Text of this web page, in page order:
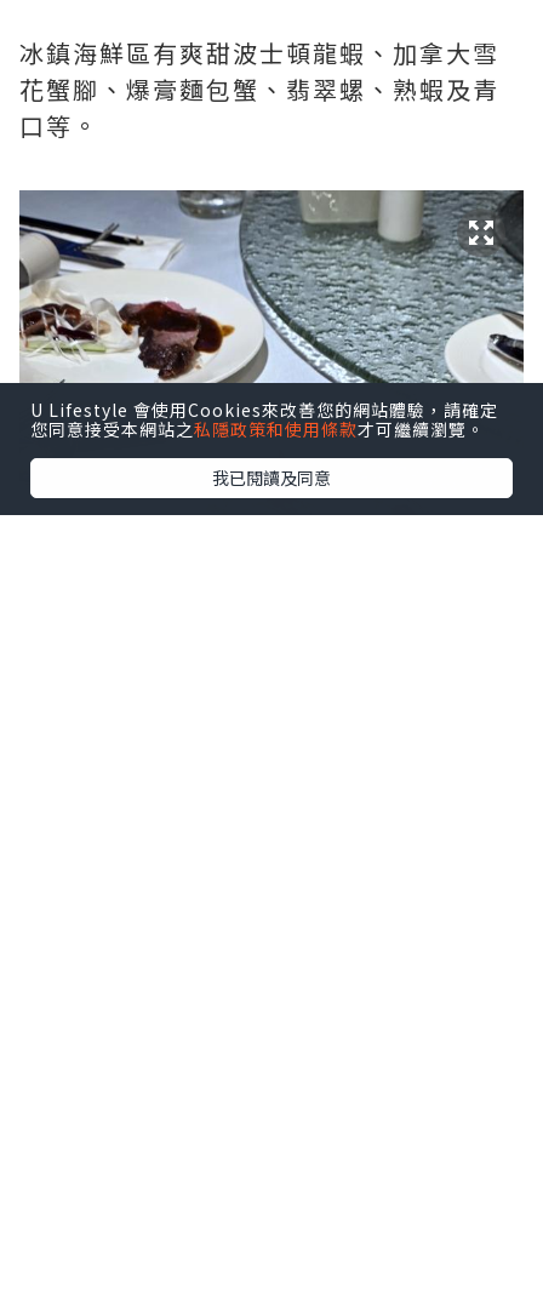
冰鎮海鮮區有爽甜波士頓龍蝦、加拿大雪
花蟹腳、爆膏麵包蟹、翡翠螺、熟蝦及青
口等。
U Lifestyle 會使用Cookies來改善您的網站體驗，請確定
您同意接受本網站之私隱政策和使用條款才可繼續瀏覽。
我已閱讀及同意